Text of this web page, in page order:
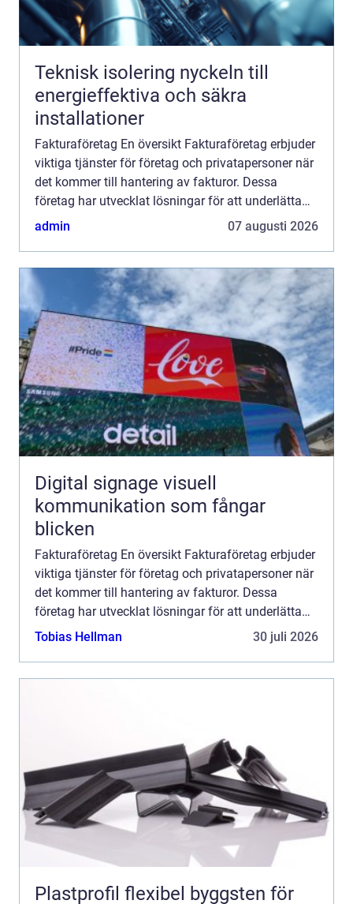
Teknisk isolering nyckeln till
energieffektiva och säkra
installationer
Fakturaföretag En översikt Fakturaföretag erbjuder
viktiga tjänster för företag och privatapersoner när
det kommer till hantering av fakturor. Dessa
företag har utvecklat lösningar för att underlätta
faktureringsprocesser och för att säkerställa att ...
admin 07 augusti 2026
Digital signage visuell
kommunikation som fångar
blicken
Fakturaföretag En översikt Fakturaföretag erbjuder
viktiga tjänster för företag och privatapersoner när
det kommer till hantering av fakturor. Dessa
företag har utvecklat lösningar för att underlätta
faktureringsprocesser och för att säkerställa att ...
Tobias Hellman 30 juli 2026
Plastprofil flexibel byggsten för